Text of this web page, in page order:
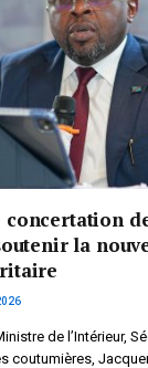
concertation
la
de l’Intérieur,
coutumières,